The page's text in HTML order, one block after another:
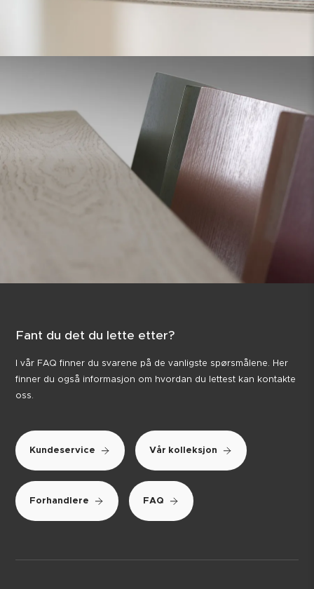
Fant du det du lette etter?
I vår FAQ finner du svarene på de vanligste spørsmålene. Her
finner du også informasjon om hvordan du lettest kan kontakte
oss.
Kundeservice Vår kolleksjon
Forhandlere FAQ